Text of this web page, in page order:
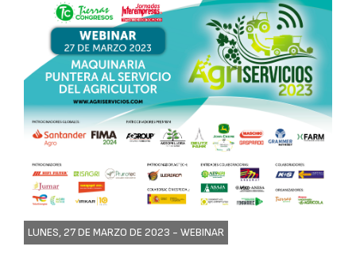
LUNES, 27 DE MARZO DE 2023 - WEBINAR